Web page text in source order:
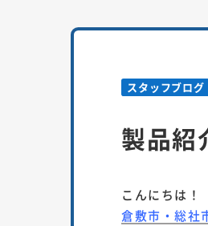
スタッフブログ
製品紹
こんにちは！
倉敷市・総社